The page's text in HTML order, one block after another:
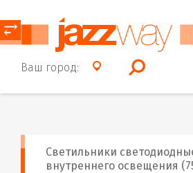
Ваш город:
⥂
Светильники
внутреннего освещения